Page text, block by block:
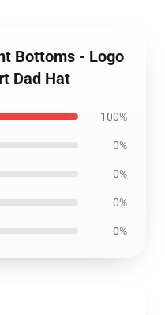
Bottoms - Logo
Dad Hat
100%
0%
0%
0%
0%